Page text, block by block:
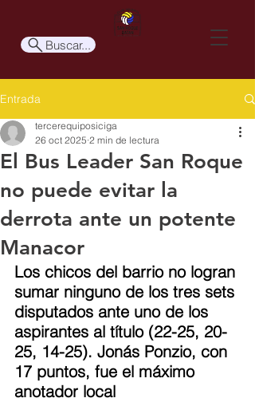
Buscar...
Entrada
El Bus Leader San Roque
no puede evitar la
derrota ante un potente
Manacor
tercerequiposiciga
26 oct 2025 2 min de lectura
Los chicos del barrio no logran
sumar ninguno de los tres sets
disputados ante uno de los
aspirantes al título (22-25, 20-
25, 14-25). Jonás Ponzio, con
17 puntos, fue el máximo
anotador local